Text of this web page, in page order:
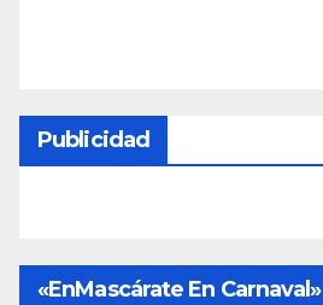
Publicidad
«EnMascárate En Carnaval»